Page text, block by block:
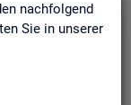
nachfolgend
Sie in unserer